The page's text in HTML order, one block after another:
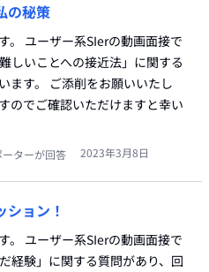
の秘策
。 ユーザー系SIerの動画面接で
しいことへの接近法」に関する
ます。 ご添削をお願いいたし
のでご確認いただけますと幸い
ターが回答 2023年3月8日
ョン！
。 ユーザー系SIerの動画面接で
経験」に関する質問があり、回